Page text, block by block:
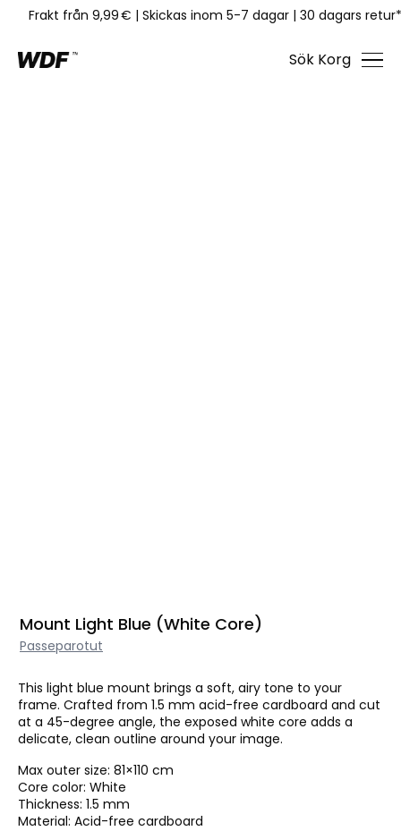
Frakt från 9,99 € | Skickas inom 5-7 dagar | 30 dagars retur*
Sök Korg
Mount Light Blue (White Core)
Passeparotut
This light blue mount brings a soft, airy tone to your
frame. Crafted from 1.5 mm acid-free cardboard and cut
at a 45-degree angle, the exposed white core adds a
delicate, clean outline around your image.
Max outer size: 81×110 cm
Core color: White
Thickness: 1.5 mm
Material: Acid-free cardboard